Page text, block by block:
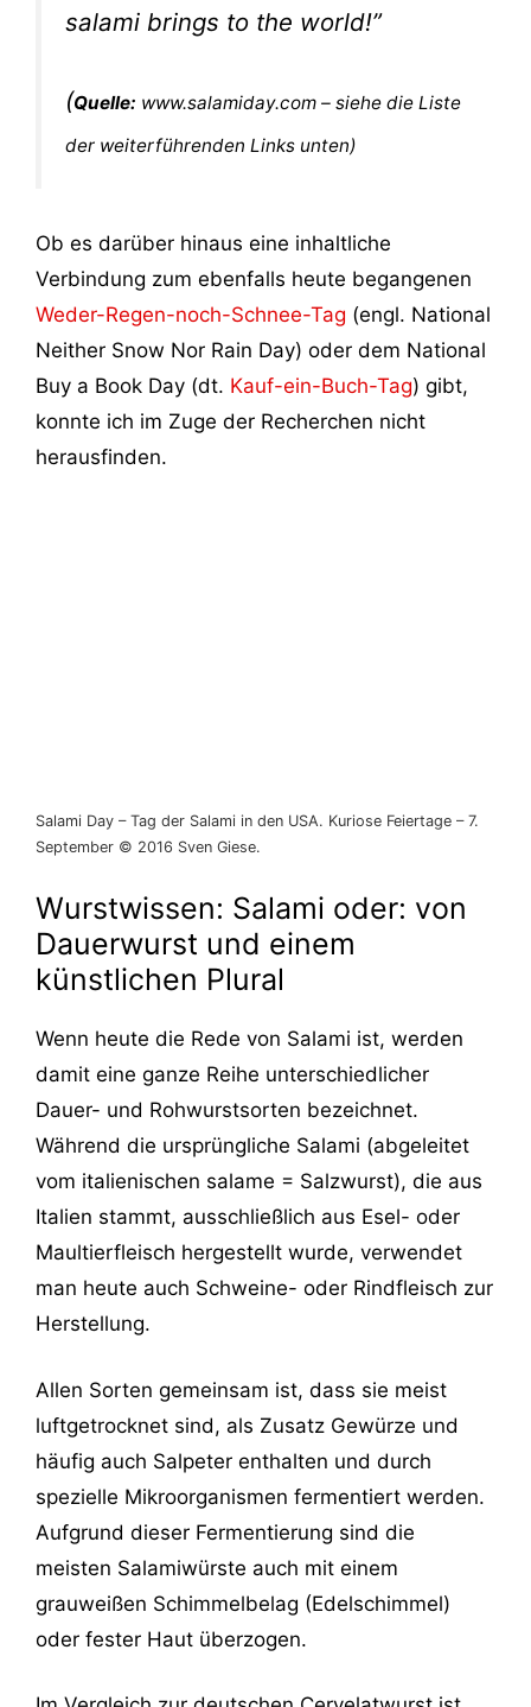
salami brings to the world!”
(Quelle: www.salamiday.com – siehe die Liste
der weiterführenden Links unten)
Ob es darüber hinaus eine inhaltliche
Verbindung zum ebenfalls heute begangenen
Weder-Regen-noch-Schnee-Tag (engl. National
Neither Snow Nor Rain Day) oder dem National
Buy a Book Day (dt. Kauf-ein-Buch-Tag) gibt,
konnte ich im Zuge der Recherchen nicht
herausfinden.
Salami Day – Tag der Salami in den USA. Kuriose Feiertage – 7.
September © 2016 Sven Giese.
Wurstwissen: Salami oder: von
Dauerwurst und einem
künstlichen Plural
Wenn heute die Rede von Salami ist, werden
damit eine ganze Reihe unterschiedlicher
Dauer- und Rohwurstsorten bezeichnet.
Während die ursprüngliche Salami (abgeleitet
vom italienischen salame = Salzwurst), die aus
Italien stammt, ausschließlich aus Esel- oder
Maultierfleisch hergestellt wurde, verwendet
man heute auch Schweine- oder Rindfleisch zur
Herstellung.
Allen Sorten gemeinsam ist, dass sie meist
luftgetrocknet sind, als Zusatz Gewürze und
häufig auch Salpeter enthalten und durch
spezielle Mikroorganismen fermentiert werden.
Aufgrund dieser Fermentierung sind die
meisten Salamiwürste auch mit einem
grauweißen Schimmelbelag (Edelschimmel)
oder fester Haut überzogen.